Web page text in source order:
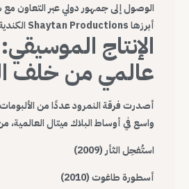
الوصول إلى جمهور دولي عبر التعاون مع
أبرزها Shaytan Productions الكندية.
الإنتاج
عالمي من خلف
أصدرت فرقة النمرود عددًا من
واسع في أوساط البلاك ميتال العالمية،
استُفحِل الثأر (2009)
أسطورة طاغوت (2010)